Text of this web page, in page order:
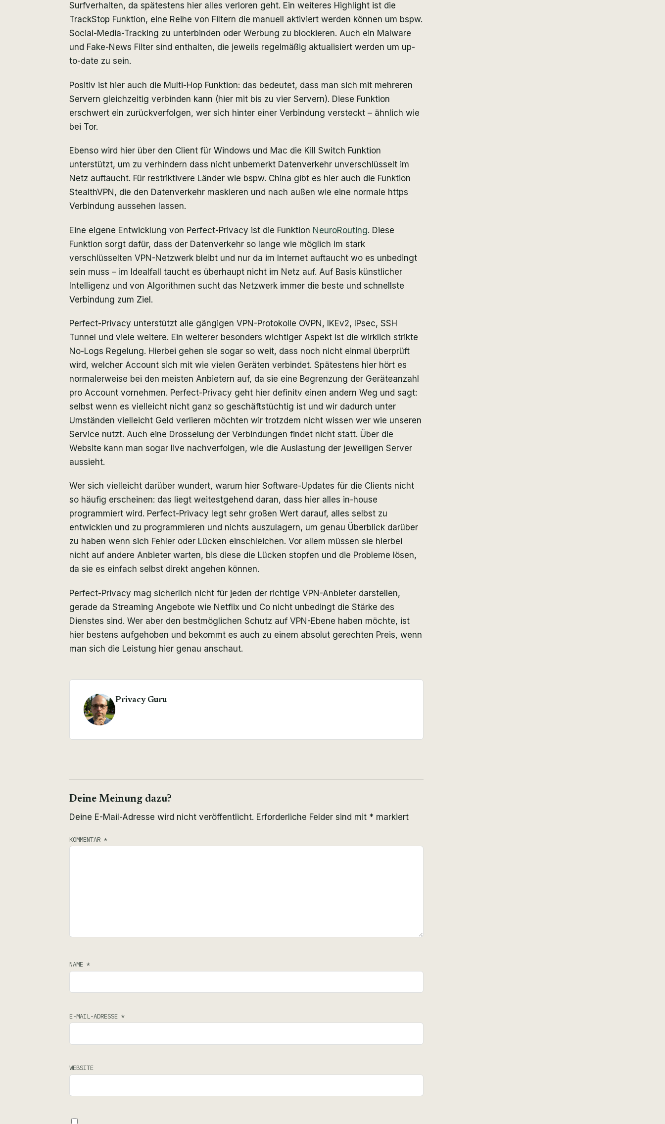
Surfverhalten, da spätestens hier alles verloren geht. Ein weiteres Highlight ist die
TrackStop Funktion, eine Reihe von Filtern die manuell aktiviert werden können um bspw.
Social-Media-Tracking zu unterbinden oder Werbung zu blockieren. Auch ein Malware
und Fake-News Filter sind enthalten, die jeweils regelmäßig aktualisiert werden um up-
to-date zu sein.
Positiv ist hier auch die Multi-Hop Funktion: das bedeutet, dass man sich mit mehreren
Servern gleichzeitig verbinden kann (hier mit bis zu vier Servern). Diese Funktion
erschwert ein zurückverfolgen, wer sich hinter einer Verbindung versteckt – ähnlich wie
bei Tor.
Ebenso wird hier über den Client für Windows und Mac die Kill Switch Funktion
unterstützt, um zu verhindern dass nicht unbemerkt Datenverkehr unverschlüsselt im
Netz auftaucht. Für restriktivere Länder wie bspw. China gibt es hier auch die Funktion
StealthVPN, die den Datenverkehr maskieren und nach außen wie eine normale https
Verbindung aussehen lassen.
Eine eigene Entwicklung von Perfect-Privacy ist die Funktion NeuroRouting. Diese
Funktion sorgt dafür, dass der Datenverkehr so lange wie möglich im stark
verschlüsselten VPN-Netzwerk bleibt und nur da im Internet auftaucht wo es unbedingt
sein muss – im Idealfall taucht es überhaupt nicht im Netz auf. Auf Basis künstlicher
Intelligenz und von Algorithmen sucht das Netzwerk immer die beste und schnellste
Verbindung zum Ziel.
Perfect-Privacy unterstützt alle gängigen VPN-Protokolle OVPN, IKEv2, IPsec, SSH
Tunnel und viele weitere. Ein weiterer besonders wichtiger Aspekt ist die wirklich strikte
No-Logs Regelung. Hierbei gehen sie sogar so weit, dass noch nicht einmal überprüft
wird, welcher Account sich mit wie vielen Geräten verbindet. Spätestens hier hört es
normalerweise bei den meisten Anbietern auf, da sie eine Begrenzung der Geräteanzahl
pro Account vornehmen. Perfect-Privacy geht hier definitv einen andern Weg und sagt:
selbst wenn es vielleicht nicht ganz so geschäftstüchtig ist und wir dadurch unter
Umständen vielleicht Geld verlieren möchten wir trotzdem nicht wissen wer wie unseren
Service nutzt. Auch eine Drosselung der Verbindungen findet nicht statt. Über die
Website kann man sogar live nachverfolgen, wie die Auslastung der jeweiligen Server
aussieht.
Wer sich vielleicht darüber wundert, warum hier Software-Updates für die Clients nicht
so häufig erscheinen: das liegt weitestgehend daran, dass hier alles in-house
programmiert wird. Perfect-Privacy legt sehr großen Wert darauf, alles selbst zu
entwicklen und zu programmieren und nichts auszulagern, um genau Überblick darüber
zu haben wenn sich Fehler oder Lücken einschleichen. Vor allem müssen sie hierbei
nicht auf andere Anbieter warten, bis diese die Lücken stopfen und die Probleme lösen,
da sie es einfach selbst direkt angehen können.
Perfect-Privacy mag sicherlich nicht für jeden der richtige VPN-Anbieter darstellen,
gerade da Streaming Angebote wie Netflix und Co nicht unbedingt die Stärke des
Dienstes sind. Wer aber den bestmöglichen Schutz auf VPN-Ebene haben möchte, ist
hier bestens aufgehoben und bekommt es auch zu einem absolut gerechten Preis, wenn
man sich die Leistung hier genau anschaut.
Privacy Guru
Deine Meinung dazu?
Deine E-Mail-Adresse wird nicht veröffentlicht. Erforderliche Felder sind mit * markiert
KOMMENTAR *
NAME *
E-MAIL-ADRESSE *
WEBSITE